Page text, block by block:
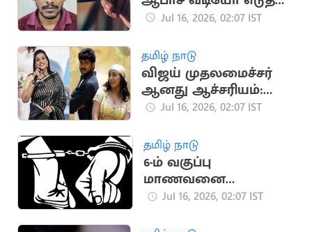
இளைஞர் கைது
Jul 16, 2026, 02:07 IST
தமிழ் நாடு
விஜய் முதலமைச்சர்
ஆனது ஆச்சரியம்:
ரோஜா பேட்டி
Jul 16, 2026, 02:07 IST
தமிழ் நாடு
6-ம் வகுப்பு
மாணவனை
சுத்தியலால் தாக்கிய
Jul 16, 2026, 02:07 IST